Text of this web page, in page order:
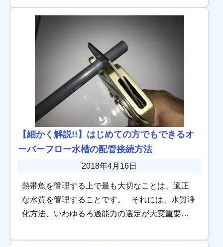
工を施しました。 &nbsp […]
【細かく解説!!】はじめての方でもできるオ
ーバーフロー水槽の配管接続方法
2018年4月16日
熱帯魚を管理する上で最も大切なことは、適正
な水質を管理することです。 それには、水質浄
化方法、いわゆるろ過能力の選定が大変重要と
が、オーバーフローろ過システムです。 […]